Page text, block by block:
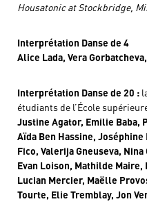
Housatonic at Stockbridge,
Interprétation Danse de 4
Alice Lada, Vera
Interprétation Danse de 20 :
étudiants de l’École
Justine Agator, Emilie Baba,
Aïda Ben Hassine,
Fico, Valerija Gneuseva,
Evan Loison, Mathilde
Lucian Mercier, Maëlle
Tourte, Elie Tremblay, Jon